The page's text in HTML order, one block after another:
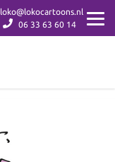
loko@lokocartoons.nl
06 33 63 60 14